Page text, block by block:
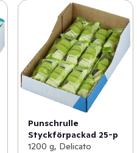
Punschrulle
Styckförpackad 25-p
1200 g, Delicato